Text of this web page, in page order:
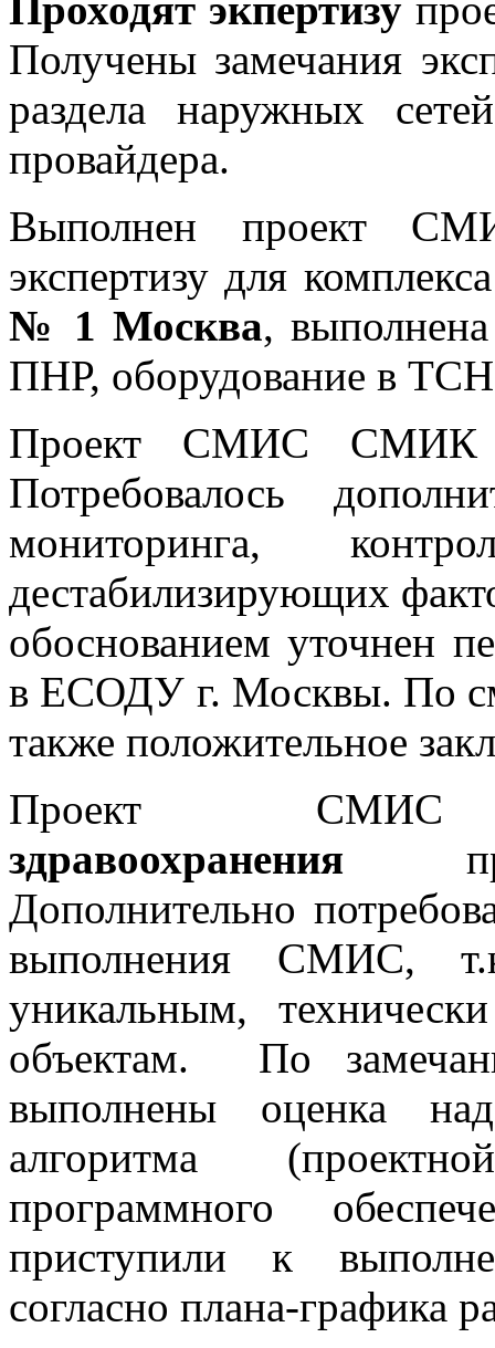
Получены замечания
раздела наружных
провайдера.
Выполнен проект
экспертизу для
№ 1 Москва,
ПНР, оборудование в
Проект СМИС
Потребовалось
мониторинга,
дестабилизирующих
обоснованием уточнен
в ЕСОДУ г. Москвы. По
также положительное
Проект
здравоохранения
Дополнительно
выполнения СМИС,
уникальным,
объектам. По
выполнены оценка
алгоритма
программного
приступили к
согласно плана-графика